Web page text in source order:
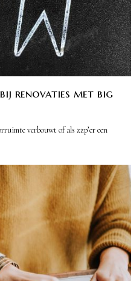
renovaties met big
verbouwt of als zzp’er een